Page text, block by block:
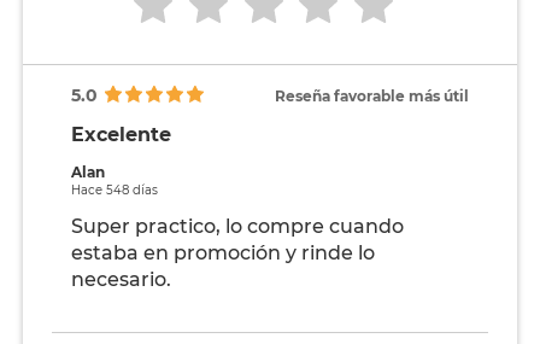
5.0 Reseña favorable más útil
Excelente
Alan
Hace 548 días
Super practico, lo compre cuando
estaba en promoción y rinde lo
necesario.